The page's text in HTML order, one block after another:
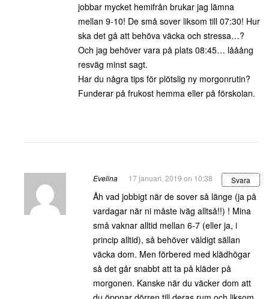
jobbar mycket hemifrån brukar jag lämna
mellan 9-10! De små sover liksom till 07:30! Hur
ska det gå att behöva väcka och stressa…?
Och jag behöver vara på plats 08:45… lååång
resväg minst sagt.
Har du några tips för plötslig ny morgonrutin?
Funderar på frukost hemma eller på förskolan.
Evelina 17 januari, 2019 on 10:38 Svara
Åh vad jobbigt när de sover så länge (ja på
vardagar när ni måste iväg alltså!!) ! Mina
små vaknar alltid mellan 6-7 (eller ja, i
princip alltid), så behöver väldigt sällan
väcka dom. Men förbered med klädhögar
så det går snabbt att ta på kläder på
morgonen. Kanske när du väcker dom att